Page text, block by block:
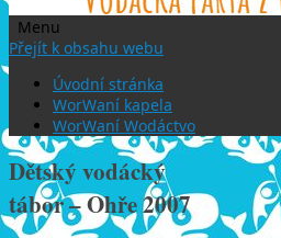
Menu
Přejít k obsahu webu
Úvodní stránka
WorWaní kapela
WorWaní Wodáctvo
Dětský vodácký
tábor – Ohře 2007